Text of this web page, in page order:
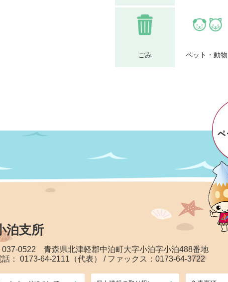
ごみ ペット・動物
泊支所
037-0522 青森県北津軽郡中泊町大字小泊字小泊488番地
話： 0173-64-2111（代表） / ファックス：0173-64-3722